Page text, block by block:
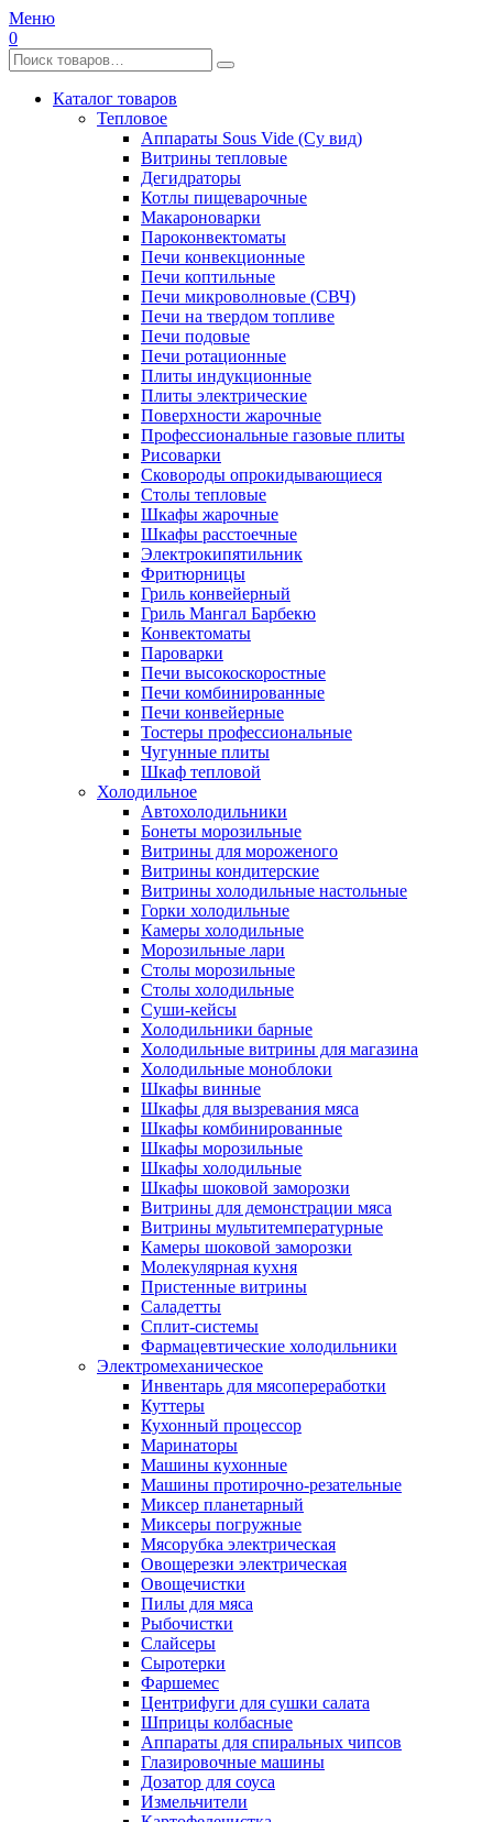
Меню
0
Каталог товаров
Тепловое
Аппараты Sous Vide (Су вид)
Витрины тепловые
Дегидраторы
Котлы пищеварочные
Макароноварки
Пароконвектоматы
Печи конвекционные
Печи коптильные
Печи микроволновые (СВЧ)
Печи на твердом топливе
Печи подовые
Печи ротационные
Плиты индукционные
Плиты электрические
Поверхности жарочные
Профессиональные газовые плиты
Рисоварки
Сковороды опрокидывающиеся
Столы тепловые
Шкафы жарочные
Шкафы расстоечные
Электрокипятильник
Фритюрницы
Гриль конвейерный
Гриль Мангал Барбекю
Конвектоматы
Пароварки
Печи высокоскоростные
Печи комбинированные
Печи конвейерные
Тостеры профессиональные
Чугунные плиты
Шкаф тепловой
Холодильное
Автохолодильники
Бонеты морозильные
Витрины для мороженого
Витрины кондитерские
Витрины холодильные настольные
Горки холодильные
Камеры холодильные
Морозильные лари
Столы морозильные
Столы холодильные
Суши-кейсы
Холодильники барные
Холодильные витрины для магазина
Холодильные моноблоки
Шкафы винные
Шкафы для вызревания мяса
Шкафы комбинированные
Шкафы морозильные
Шкафы холодильные
Шкафы шоковой заморозки
Витрины для демонстрации мяса
Витрины мультитемпературные
Камеры шоковой заморозки
Молекулярная кухня
Пристенные витрины
Саладетты
Сплит-системы
Фармацевтические холодильники
Электромеханическое
Инвентарь для мясопереработки
Куттеры
Кухонный процессор
Маринаторы
Машины кухонные
Машины протирочно-резательные
Миксер планетарный
Миксеры погружные
Мясорубка электрическая
Овощерезки электрическая
Овощечистки
Пилы для мяса
Рыбочистки
Слайсеры
Сыротерки
Фаршемес
Центрифуги для сушки салата
Шприцы колбасные
Аппараты для спиральных чипсов
Глазировочные машины
Дозатор для соуса
Измельчители